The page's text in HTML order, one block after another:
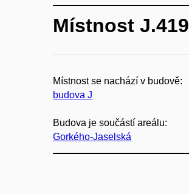
Místnost J.419
Místnost se nachází v budově:
budova J
Budova je součástí areálu:
Gorkého-Jaselská